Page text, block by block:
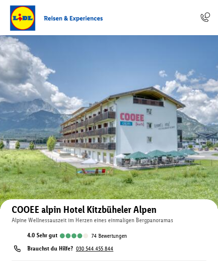
Auf der Karte anzeigen
COOEE alpin Hotel Kitzbüheler Alpen
Alpine Wellnessauszeit im Herzen eines einmaligen Bergpanoramas
4.0 sehr gut 74 Bewertungen
Brauchst du Hilfe? 030 544 455 844